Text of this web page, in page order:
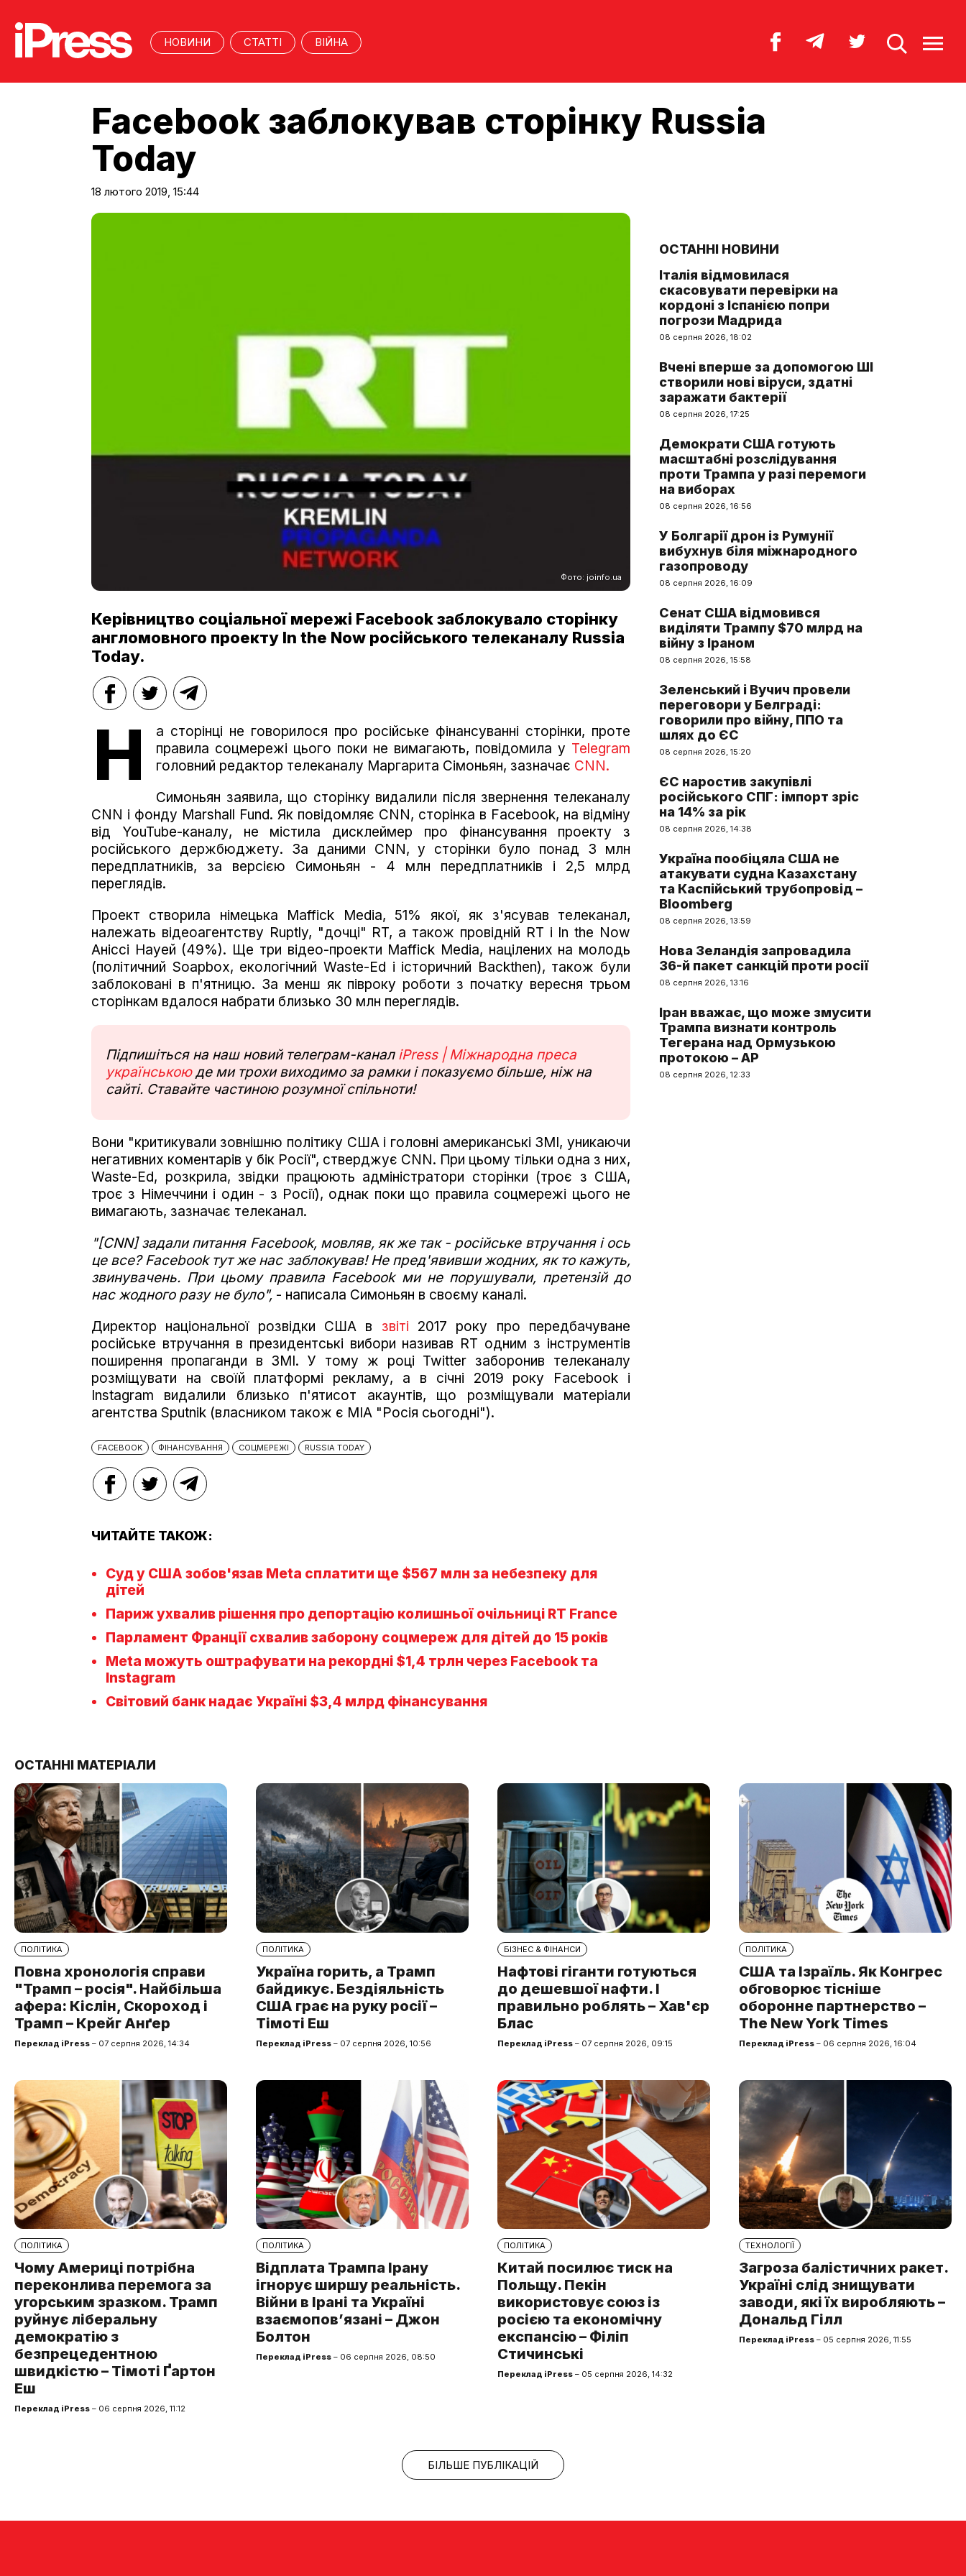
НОВИНИ СТАТТІ ВІЙНА
Facebook заблокував сторінку Russia
Today
18 лютого 2019, 15:44
Фото: joinfo.ua
Керівництво соціальної мережі Facebook заблокувало сторінку
англомовного проекту In the Now російського телеканалу Russia
Today.
Н
а сторінці не говорилося про російське фінансуванні сторінки, проте
правила соцмережі цього поки не вимагають, повідомила у Telegram
головний редактор телеканалу Маргарита Сімоньян, зазначає CNN.
Симоньян заявила, що сторінку видалили після звернення телеканалу
CNN і фонду Marshall Fund. Як повідомляє CNN, сторінка в Facebook, на відміну
від YouTube-каналу, не містила дисклеймер про фінансування проекту з
російського держбюджету. За даними CNN, у сторінки було понад 3 млн
передплатників, за версією Симоньян - 4 млн передплатників і 2,5 млрд
переглядів.
Проект створила німецька Maffick Media, 51% якої, як з'ясував телеканал,
належать відеоагентству Ruptly, "дочці" RT, а також провідній RT і In the Now
Аніссі Науей (49%). Ще три відео-проекти Maffick Media, націлених на молодь
(політичний Soapbox, екологічний Waste-Ed і історичний Backthen), також були
заблоковані в п'ятницю. За менш як півроку роботи з початку вересня трьом
сторінкам вдалося набрати близько 30 млн переглядів.
Підпишіться на наш новий телеграм-канал iPress | Міжнародна преса
українськоюде ми трохи виходимо за рамки і показуємо більше, ніж на
сайті. Ставайте частиною розумної спільноти!
Вони "критикували зовнішню політику США і головні американські ЗМІ, уникаючи
негативних коментарів у бік Росії", стверджує CNN. При цьому тільки одна з них,
Waste-Ed, розкрила, звідки працюють адміністратори сторінки (троє з США,
троє з Німеччини і один - з Росії), однак поки що правила соцмережі цього не
вимагають, зазначає телеканал.
"[CNN] задали питання Facebook, мовляв, як же так - російське втручання і ось
це все? Facebook тут же нас заблокував! Не пред'явивши жодних, як то кажуть,
звинувачень. При цьому правила Facebook ми не порушували, претензій до
нас жодного разу не було", - написала Симоньян в своєму каналі.
Директор національної розвідки США в звіті 2017 року про передбачуване
російське втручання в президентські вибори називав RT одним з інструментів
поширення пропаганди в ЗМІ. У тому ж році Twitter заборонив телеканалу
розміщувати на своїй платформі рекламу, а в січні 2019 року Facebook і
Instagram видалили близько п'ятисот акаунтів, що розміщували матеріали
агентства Sputnik (власником також є МІА "Росія сьогодні").
FACEBOOK ФІНАНСУВАННЯ СОЦМЕРЕЖІ RUSSIA TODAY
ЧИТАЙТЕ ТАКОЖ:
Суд у США зобов'язав Meta сплатити ще $567 млн за небезпеку для
дітей
Париж ухвалив рішення про депортацію колишньої очільниці RT France
Парламент Франції схвалив заборону соцмереж для дітей до 15 років
Meta можуть оштрафувати на рекордні $1,4 трлн через Facebook та
Instagram
Світовий банк надає Україні $3,4 млрд фінансування
ОСТАННІ НОВИНИ
Італія відмовилася
скасовувати перевірки на
кордоні з Іспанією попри
погрози Мадрида
08 серпня 2026, 18:02
Вчені вперше за допомогою ШІ
створили нові віруси, здатні
заражати бактерії
08 серпня 2026, 17:25
Демократи США готують
масштабні розслідування
проти Трампа у разі перемоги
на виборах
08 серпня 2026, 16:56
У Болгарії дрон із Румунії
вибухнув біля міжнародного
газопроводу
08 серпня 2026, 16:09
Сенат США відмовився
виділяти Трампу $70 млрд на
війну з Іраном
08 серпня 2026, 15:58
Зеленський і Вучич провели
переговори у Белграді:
говорили про війну, ППО та
шлях до ЄС
08 серпня 2026, 15:20
ЄС наростив закупівлі
російського СПГ: імпорт зріс
на 14% за рік
08 серпня 2026, 14:38
Україна пообіцяла США не
атакувати судна Казахстану
та Каспійський трубопровід –
Bloomberg
08 серпня 2026, 13:59
Нова Зеландія запровадила
36-й пакет санкцій проти росії
08 серпня 2026, 13:16
Іран вважає, що може змусити
Трампа визнати контроль
Тегерана над Ормузькою
протокою – AP
08 серпня 2026, 12:33
ОСТАННІ МАТЕРІАЛИ
ПОЛІТИКА
Повна хронологія справи
"Трамп – росія". Найбільша
афера: Кіслін, Скороход і
Трамп – Крейг Анґер
Переклад iPress – 07 серпня 2026, 14:34
ПОЛІТИКА
Україна горить, а Трамп
байдикує. Бездіяльність
США грає на руку росії –
Тімоті Еш
Переклад iPress – 07 серпня 2026, 10:56
БІЗНЕС & ФІНАНСИ
Нафтові гіганти готуються
до дешевшої нафти. І
правильно роблять – Хав'єр
Блас
Переклад iPress – 07 серпня 2026, 09:15
ПОЛІТИКА
США та Ізраїль. Як Конгрес
обговорює тісніше
оборонне партнерство –
The New York Times
Переклад iPress – 06 серпня 2026, 16:04
ПОЛІТИКА
Чому Америці потрібна
переконлива перемога за
угорським зразком. Трамп
руйнує ліберальну
демократію з
безпрецедентною
швидкістю – Тімоті Ґартон
Еш
Переклад iPress – 06 серпня 2026, 11:12
ПОЛІТИКА
Відплата Трампа Ірану
ігнорує ширшу реальність.
Війни в Ірані та Україні
взаємопов’язані – Джон
Болтон
Переклад iPress – 06 серпня 2026, 08:50
ПОЛІТИКА
Китай посилює тиск на
Польщу. Пекін
використовує союз із
росією та економічну
експансію – Філіп
Стичинські
Переклад iPress – 05 серпня 2026, 14:32
ТЕХНОЛОГІЇ
Загроза балістичних ракет.
Україні слід знищувати
заводи, які їх виробляють –
Дональд Гілл
Переклад iPress – 05 серпня 2026, 11:55
БІЛЬШЕ ПУБЛІКАЦІЙ